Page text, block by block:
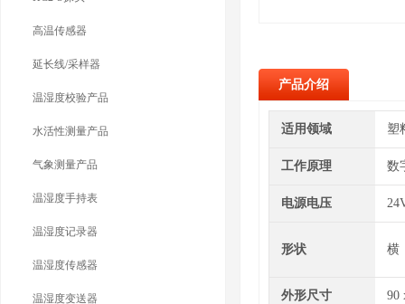
高温传感器
延长线/采样器
温湿度校验产品
水活性测量产品
气象测量产品
温湿度手持表
温湿度记录器
温湿度传感器
温湿度变送器
产品介绍
适用领域 塑
工作原理 数
电源电压
形状 横
外形尺寸 90